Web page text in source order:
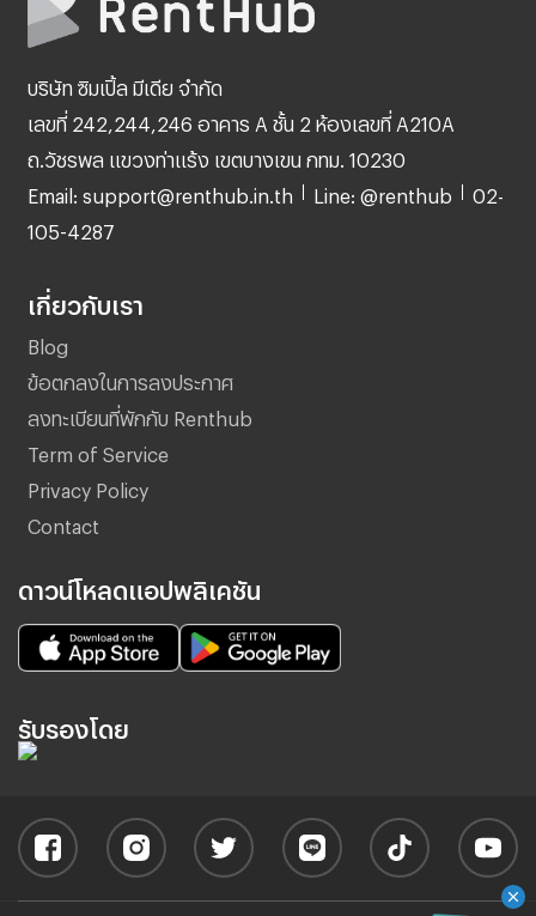
บริษัท ซิมเปิ้ล มีเดีย จำกัด
เลขที่ 242,244,246 อาคาร A ชั้น 2 ห้องเลขที่ A210A
ถ.วัชรพล แขวงท่าแร้ง เขตบางเขน กทม. 10230
Email: support@renthub.in.th Line: @renthub 02-
105-4287
เกี่ยวกับเรา
Blog
ข้อตกลงในการลงประกาศ
ลงทะเบียนที่พักกับ Renthub
Term of Service
Privacy Policy
Contact
ดาวน์โหลดแอปพลิเคชัน
รับรองโดย